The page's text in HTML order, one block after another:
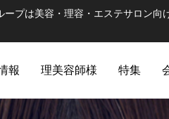
プは美容・理容・エステサロン向
報 理美容師様 特集